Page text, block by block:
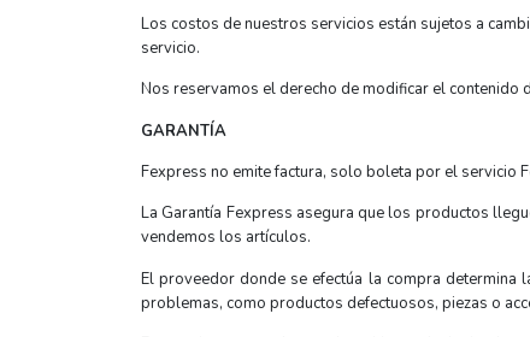
Los costos de nuestros servicios están sujetos a
servicio.
Nos reservamos el derecho de modificar el contenido
GARANTÍA
Fexpress no emite factura, solo boleta por el servicio
La Garantía Fexpress asegura que los productos
vendemos los artículos.
El proveedor donde se efectúa la compra
problemas, como productos defectuosos, piezas o